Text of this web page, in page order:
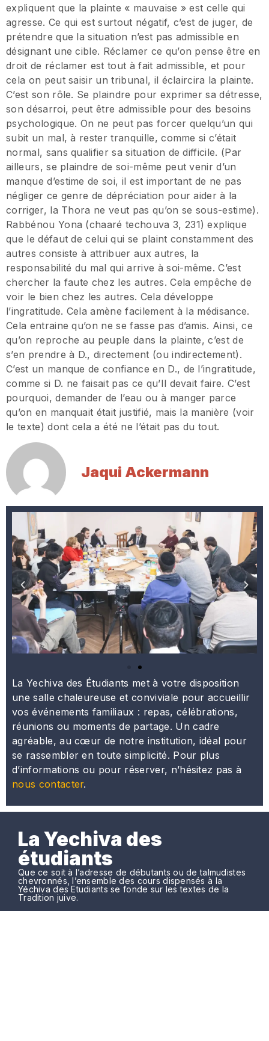
expliquent que la plainte « mauvaise » est celle qui
agresse. Ce qui est surtout négatif, c’est de juger, de
prétendre que la situation n’est pas admissible en
désignant une cible. Réclamer ce qu’on pense être en
droit de réclamer est tout à fait admissible, et pour
cela on peut saisir un tribunal, il éclaircira la plainte.
C’est son rôle. Se plaindre pour exprimer sa détresse,
son désarroi, peut être admissible pour des besoins
psychologique. On ne peut pas forcer quelqu’un qui
subit un mal, à rester tranquille, comme si c’était
normal, sans qualifier sa situation de difficile. (Par
ailleurs, se plaindre de soi-même peut venir d’un
manque d’estime de soi, il est important de ne pas
négliger ce genre de dépréciation pour aider à la
corriger, la Thora ne veut pas qu’on se sous-estime).
Rabbénou Yona (chaaré techouva 3, 231) explique
que le défaut de celui qui se plaint constamment des
autres consiste à attribuer aux autres, la
responsabilité du mal qui arrive à soi-même. C’est
chercher la faute chez les autres. Cela empêche de
voir le bien chez les autres. Cela développe
l’ingratitude. Cela amène facilement à la médisance.
Cela entraine qu’on ne se fasse pas d’amis. Ainsi, ce
qu’on reproche au peuple dans la plainte, c’est de
s’en prendre à D., directement (ou indirectement).
C’est un manque de confiance en D., de l’ingratitude,
comme si D. ne faisait pas ce qu’Il devait faire. C’est
pourquoi, demander de l’eau ou à manger parce
qu’on en manquait était justifié, mais la manière (voir
le texte) dont cela a été ne l’était pas du tout.
Jaqui Ackermann
La Yechiva des Étudiants met à votre disposition
une salle chaleureuse et conviviale pour accueillir
vos événements familiaux : repas, célébrations,
réunions ou moments de partage. Un cadre
agréable, au cœur de notre institution, idéal pour
se rassembler en toute simplicité. Pour plus
d’informations ou pour réserver, n’hésitez pas à
nous contacter.
La Yechiva des
étudiants
Que ce soit à l’adresse de débutants ou de talmudistes
chevronnés, l’ensemble des cours dispensés à la
Yéchiva des Etudiants se fonde sur les textes de la
Tradition juive.